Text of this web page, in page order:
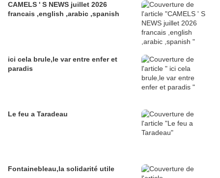
CAMELS ' S NEWS juillet 2026
francais ,english ,arabic ,spanish
ici cela brule,le var entre enfer et
paradis
Le feu a Taradeau
Fontainebleau,la solidarité utile